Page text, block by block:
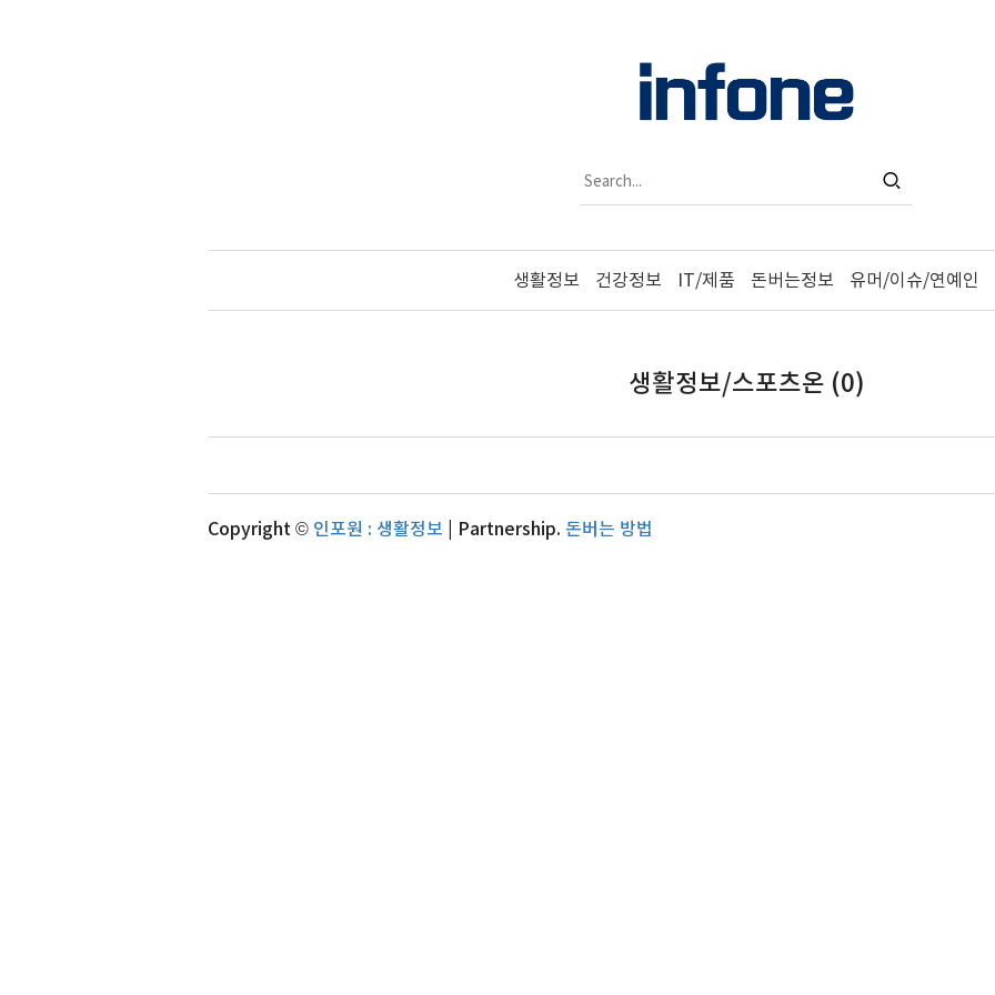
생활정보 건강정보 IT/제품 돈버는정보 유머/이슈/연예인
생활정보/스포츠온 (0)
Copyright © 인포원 : 생활정보 | Partnership. 돈버는 방법